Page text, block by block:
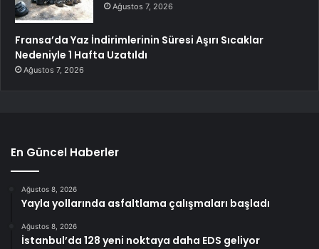
Ağustos 7, 2026
Fransa’da Yaz İndirimlerinin Süresi Aşırı Sıcaklar
Nedeniyle 1 Hafta Uzatıldı
Ağustos 7, 2026
En Güncel Haberler
Ağustos 8, 2026
Yayla yollarında asfaltlama çalışmaları başladı
Ağustos 8, 2026
İstanbul’da 128 yeni noktaya daha EDS geliyor